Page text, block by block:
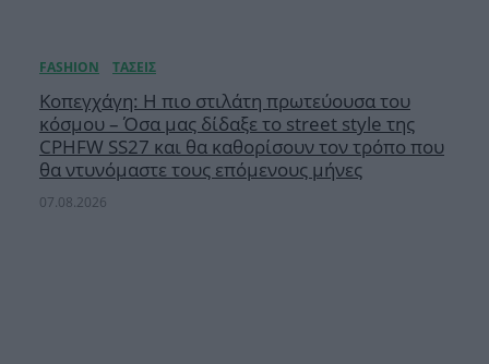
Κοπεγχάγη: Η πιο στιλάτη πρωτεύουσα του
κόσμου – Όσα μας δίδαξε το street style της
CPHFW SS27 και θα καθορίσουν τον τρόπο που
θα ντυνόμαστε τους επόμενους μήνες
07.08.2026